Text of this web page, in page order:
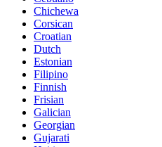
Chichewa
Corsican
Croatian
Dutch
Estonian
Filipino
Finnish
Frisian
Galician
Georgian
Gujarati